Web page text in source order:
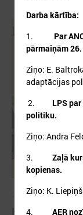
2026. gada 29. aprīlis
Komitejā runā
Darba kārtība:
1.
Par
pārmaiņām
Ziņo: E.
adaptācijas
2.
LPS
politiku.
Ziņo: Andra
3. Zaļā
kopienas.
Ziņo: K.
4. AER